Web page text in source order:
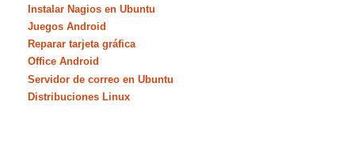
Instalar Nagios en Ubuntu
Juegos Android
Reparar tarjeta gráfica
Office Android
Servidor de correo en Ubuntu
Distribuciones Linux